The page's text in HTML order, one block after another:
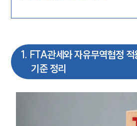
1. FTA관세와 자유무역협정
기준 정리